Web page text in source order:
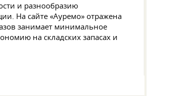
и разнообразию
На сайте «Ауремо» отражена
занимает минимальное
на складских запасах и